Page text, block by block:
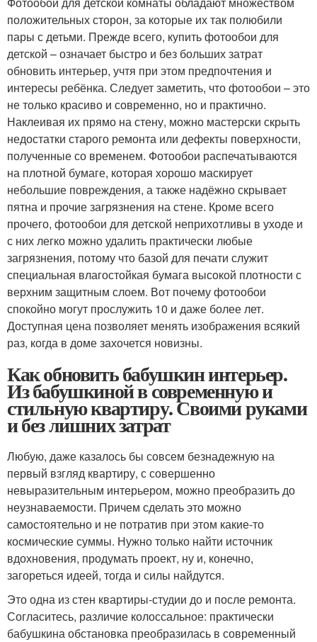
положительных сторон, за которые их так полюбили
пары с детьми. Прежде всего, купить фотообои для
детской – означает быстро и без больших затрат
обновить интерьер, учтя при этом предпочтения и
интересы ребёнка. Следует заметить, что фотообои – это
не только красиво и современно, но и практично.
Наклеивая их прямо на стену, можно мастерски скрыть
недостатки старого ремонта или дефекты поверхности,
полученные со временем. Фотообои распечатываются
на плотной бумаге, которая хорошо маскирует
небольшие повреждения, а также надёжно скрывает
пятна и прочие загрязнения на стене. Кроме всего
прочего, фотообои для детской неприхотливы в уходе и
с них легко можно удалить практически любые
загрязнения, потому что базой для печати служит
специальная влагостойкая бумага высокой плотности с
верхним защитным слоем. Вот почему фотообои
спокойно могут прослужить 10 и даже более лет.
Доступная цена позволяет менять изображения всякий
раз, когда в доме захочется новизны.
Как обновить бабушкин интерьер.
Из бабушкиной в современную и
стильную квартиру. Своими руками
и без лишних затрат
Любую, даже казалось бы совсем безнадежную на
первый взгляд квартиру, с совершенно
невыразительным интерьером, можно преобразить до
неузнаваемости. Причем сделать это можно
самостоятельно и не потратив при этом какие-то
космические суммы. Нужно только найти источник
вдохновения, продумать проект, ну и, конечно,
загореться идеей, тогда и силы найдутся.
Это одна из стен квартиры-студии до и после ремонта.
Согласитесь, различие колоссальное: практически
бабушкина обстановка преобразилась в современный